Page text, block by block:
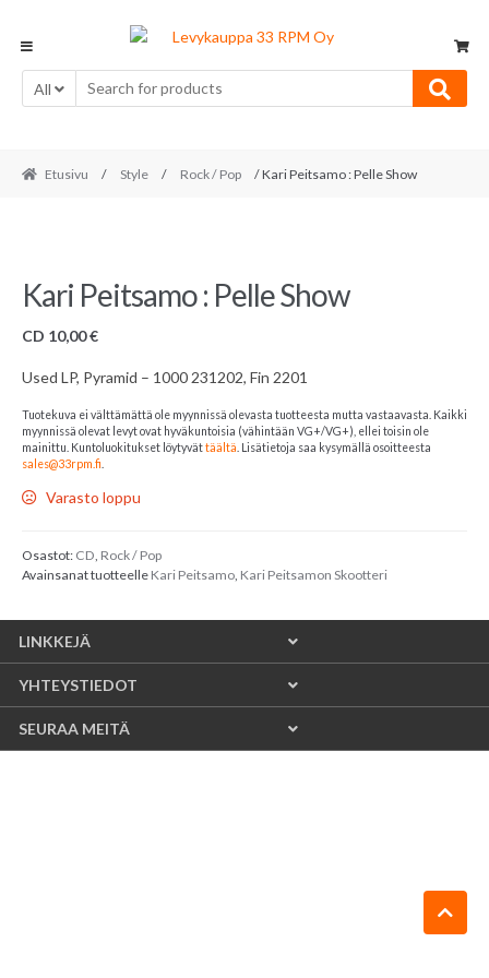
navigation
content
All
Etusivu / Style / Rock / Pop / Kari Peitsamo : Pelle Show
Kari Peitsamo : Pelle Show
CD 10,00€
Used LP, Pyramid – 1000 231202, Fin 2201
Tuotekuva ei välttämättä ole myynnissä olevasta tuotteesta mutta vastaavasta. Kaikki
myynnissä olevat levyt ovat hyväkuntoisia (vähintään VG+/VG+), ellei toisin ole
mainittu. Kuntoluokitukset löytyvättäältä . Lisätietoja saa kysymällä osoitteesta
sales@33rpm.fi
Varasto loppu
Osastot: CD Rock / Pop
Avainsanat tuotteelle Kari Peitsamo, Kari Peitsamon Skootteri
LINKKEJÄ
YHTEYSTIEDOT
SEURAA MEITÄ